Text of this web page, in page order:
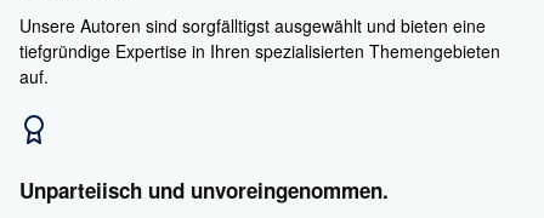
Unsere Autoren sind sorgfälltigst ausgewählt und bieten eine
tiefgründige Expertise in Ihren spezialisierten Themengebieten
auf.
Unparteiisch und unvoreingenommen.